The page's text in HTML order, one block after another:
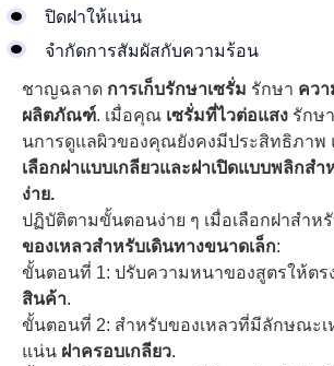
ปิดฝาให้แน่น
จำกัดการสัมผัสกับความร้อน
ชาญฉลาด การเก็บรักษาเซรั่ม รักษา คว
ผลิตภัณฑ์. เมื่อคุณ เซรั่มที่ไวต่อแสง รักษ
นการดูแลผิวของคุณยังคงมีประสิทธิภาพ
เลือกฝาแบบเกลียวและฝาเปิดแบบพลิกสำ
ง่าย.
ปฏิบัติตามขั้นตอนง่าย ๆ เมื่อเลือกฝาสำห
ของเหลวสำหรับเดินทางขนาดเล็ก:
ขั้นตอนที่ 1: ปรับความหนาของสูตรให้ตร
สินค้า.
ขั้นตอนที่ 2: สำหรับของเหลวที่มีลักษณะเ
แน่น ฝาครอบเกลียว.